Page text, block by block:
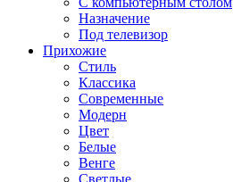
Назначение
Под телевизор
Прихожие
Стиль
Классика
Современные
Модерн
Цвет
Белые
Венге
Светлые